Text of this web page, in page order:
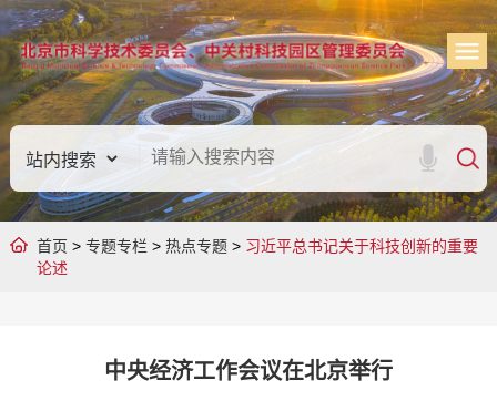
首页 > 专题专栏 > 热点专题> 习近平总书记关于科技创新的重要
论述
中央经济工作会议在北京举行